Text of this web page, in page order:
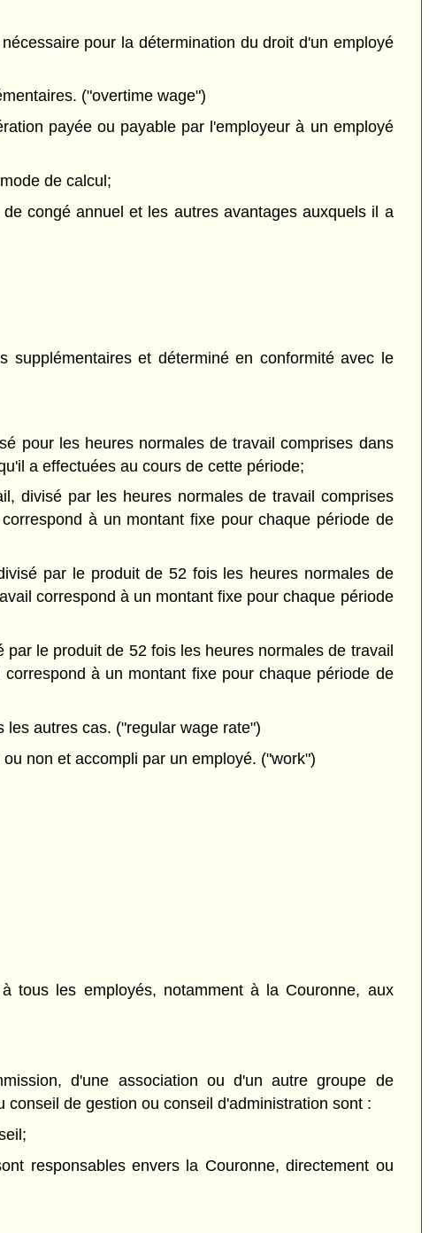
pour la détermination du droit d'un employé
("overtime wage")
payée ou payable par l'employeur à un employé
de calcul;
congé annuel et les autres avantages auxquels il a
et déterminé en conformité avec le
pour les heures normales de travail comprises dans
a effectuées au cours de cette période;
divisé par les heures normales de travail comprises
à un montant fixe pour chaque période de
par le produit de 52 fois les heures normales de
correspond à un montant fixe pour chaque période
le produit de 52 fois les heures normales de travail
à un montant fixe pour chaque période de
autres cas. ("regular wage rate")
non et accompli par un employé. ("work")
tous les employés, notamment à la Couronne, aux
d'une association ou d'un autre groupe de
de gestion ou conseil d'administration sont :
responsables envers la Couronne, directement ou